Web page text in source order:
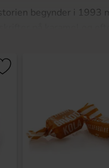
begynder i 1993
på karamel og
producerer og